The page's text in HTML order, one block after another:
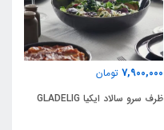
7,900,000 تومان
ظرف سرو سالاد ایکیا GLADELIG